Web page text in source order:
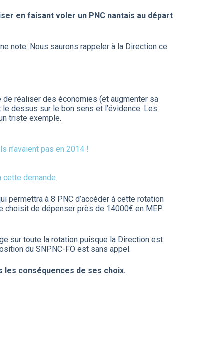
en faisant voler un PNC nantais au départ
note. Nous saurons rappeler à la Direction ce
de réaliser des économies (et augmenter sa
dessus sur le bon sens et l’évidence. Les
triste exemple.
n’avaient pas en 2014 !
cette demande.
permettra à 8 PNC d’accéder à cette rotation
choisit de dépenser près de 14000€ en MEP
sur toute la rotation puisque la Direction est
du SNPNC-FO est sans appel.
les conséquences de ses choix.